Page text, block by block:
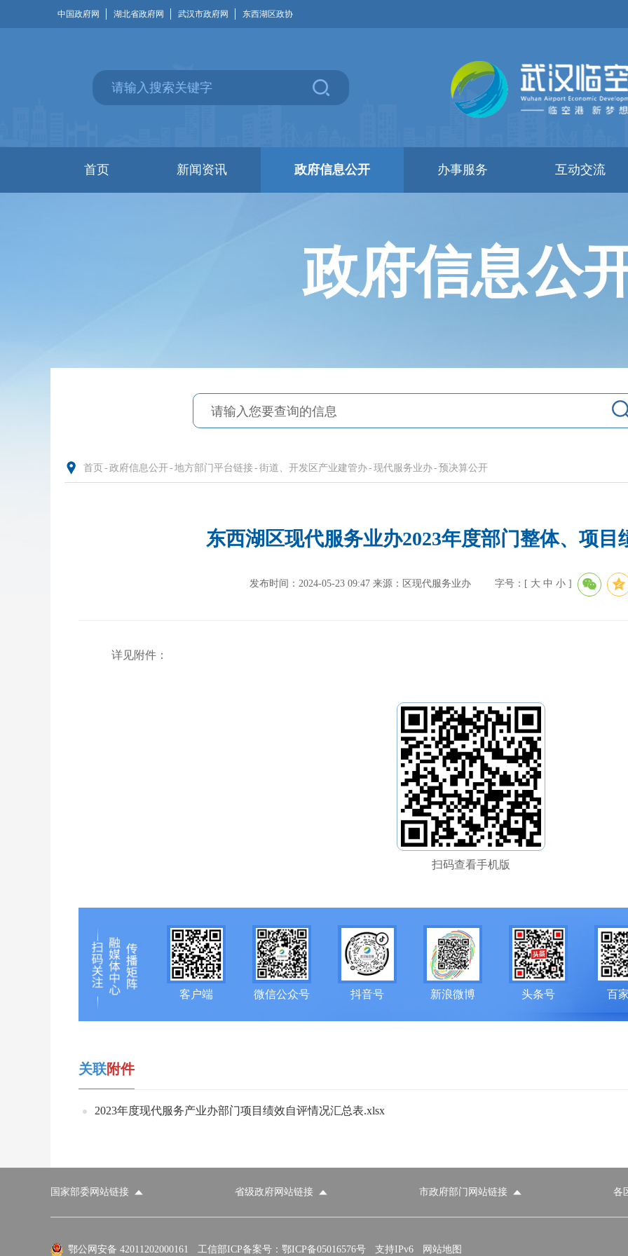
中国政府网 湖北省政府网 武汉市政府网 东西湖区政协
首页 新闻资讯 政府信息公开 办事服务 互动交流
政府信息公
首页 - 政府信息公开- 地方部门平台链接- 街道、开发区产业建管办- 现代服务业办- 预决算公开
东西湖区现代服务业办2023年度部门整体、项目
发布时间：2024-05-23 09:47 来源：区现代服务业办 字号：[ 大 中 小 ]
详见附件：
扫码查看手机版
客户端 微信公众号 抖音号 新浪微博 头条号 百
关联附件
2023年度现代服务产业办部门项目绩效自评情况汇总表.xlsx
国家部委网站链接 省级政府网站链接 市政府部门网站链接 各
国家部委网站 省级政府网站 市政府部门网站 各区政府部门网站 推荐访问网站
外交部 国防部 国家发展和改革委员会
鄂公网安备 42011202000161 工信部ICP备案号：鄂ICP备05016576号 支持IPv6 网站地图